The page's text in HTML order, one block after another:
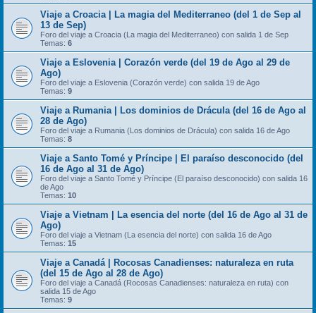
Viaje a Croacia | La magia del Mediterraneo (del 1 de Sep al
13 de Sep)
Foro del viaje a Croacia (La magia del Mediterraneo) con salida 1 de Sep
Temas: 6
Viaje a Eslovenia | Corazón verde (del 19 de Ago al 29 de
Ago)
Foro del viaje a Eslovenia (Corazón verde) con salida 19 de Ago
Temas: 9
Viaje a Rumania | Los dominios de Drácula (del 16 de Ago al
28 de Ago)
Foro del viaje a Rumania (Los dominios de Drácula) con salida 16 de Ago
Temas: 8
Viaje a Santo Tomé y Príncipe | El paraíso desconocido (del
16 de Ago al 31 de Ago)
Foro del viaje a Santo Tomé y Príncipe (El paraíso desconocido) con salida 16
de Ago
Temas: 10
Viaje a Vietnam | La esencia del norte (del 16 de Ago al 31 de
Ago)
Foro del viaje a Vietnam (La esencia del norte) con salida 16 de Ago
Temas: 15
Viaje a Canadá | Rocosas Canadienses: naturaleza en ruta
(del 15 de Ago al 28 de Ago)
Foro del viaje a Canadá (Rocosas Canadienses: naturaleza en ruta) con
salida 15 de Ago
Temas: 9